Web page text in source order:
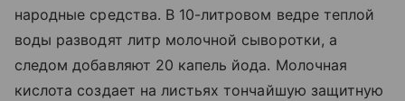
народные средства. В 10-литровом ведре теплой
воды разводят литр молочной сыворотки, а
следом добавляют 20 капель йода. Молочная
кислота создает на листьях тончайшую защитную